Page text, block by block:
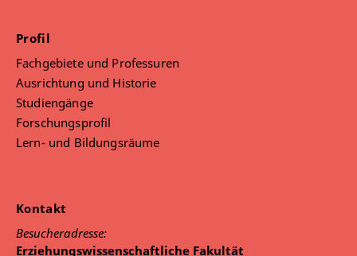
Profil
Fachgebiete und Professuren
Ausrichtung und Historie
Studiengänge
Forschungsprofil
Lern- und Bildungsräume
Kontakt
Besucheradresse:
Erziehungswissenschaftliche Fakultät